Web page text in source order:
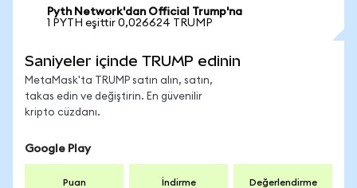
Pyth Network'dan Official Trump'na
1 PYTH eşittir 0,026624 TRUMP
Saniyeler içinde TRUMP edinin
MetaMask'ta TRUMP satın alın, satın,
takas edin ve değiştirin. En güvenilir
kripto cüzdanı.
Google Play
Puan İndirme Değerlendirme